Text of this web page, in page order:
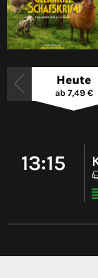
Heute
ab 7,49 €
13:15